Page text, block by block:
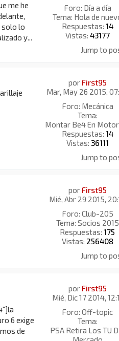
Foro: Día a día
Tema: Hola de
Respuestas: 14
Vistas: 43177
me he
solo lo
y...
Jump to
por First95
Mar, May 26 2015,
Foro: Mecánica
Tema:
Montar Be4 En Motor
Respuestas: 14
Vistas: 36111
Jump to
por First95
Mié, Abr 29 2015,
Foro: Club-205
Tema: Socios 2015
Respuestas:175
Vistas: 256408
Jump to
por First95
Mié, Dic 17 2014,
Foro:Off-topic
Tema:
PSA Retira Los TU
6 exige
de